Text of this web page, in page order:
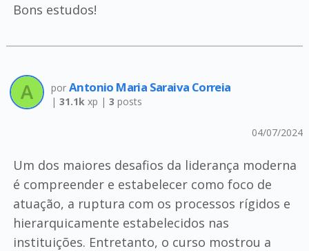
Bons estudos!
por Antonio Maria Saraiva Correia
| 31.1kxp | 3 posts
04/07/2024
Um dos maiores desafios da liderança moderna
é compreender e estabelecer como foco de
atuação, a ruptura com os processos rígidos e
hierarquicamente estabelecidos nas
instituições. Entretanto, o curso mostrou a